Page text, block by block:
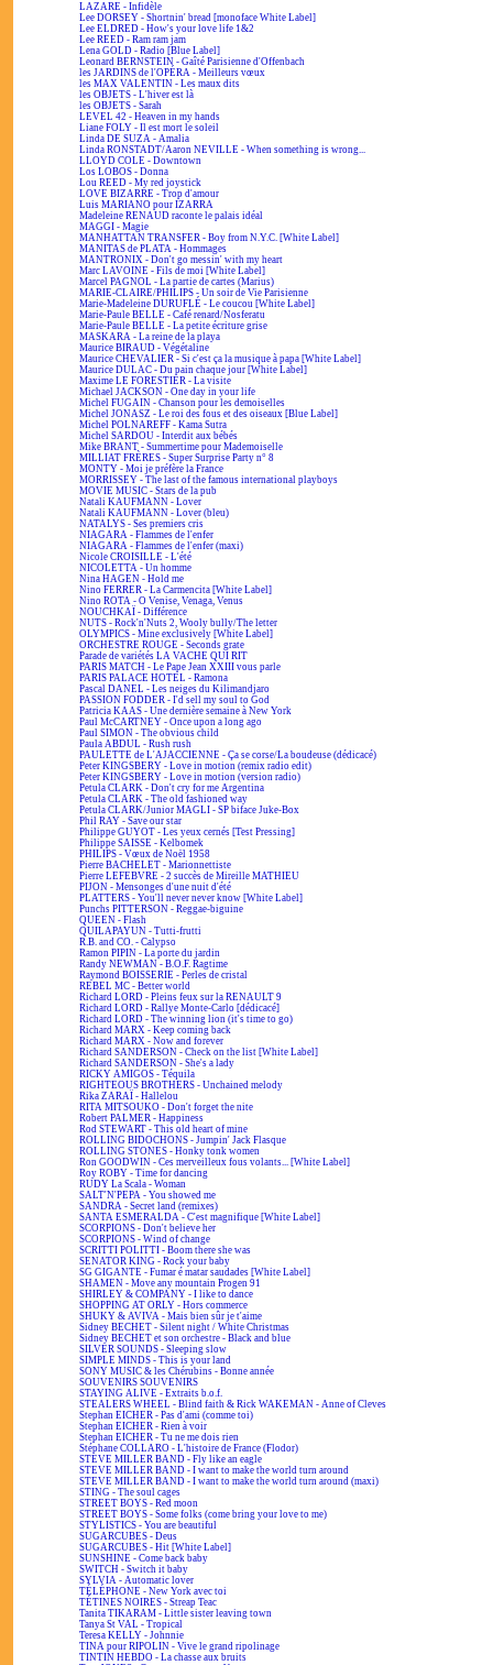
LAZARE - Infidèle
Lee DORSEY - Shortnin' bread [monoface White Label]
Lee ELDRED - How's your love life 1&2
Lee REED - Ram ram jam
Lena GOLD - Radio [Blue Label]
Leonard BERNSTEIN - Gaîté Parisienne d'Offenbach
les JARDINS de l'OPÉRA - Meilleurs vœux
les MAX VALENTIN - Les maux dits
les OBJETS - L'hiver est là
les OBJETS - Sarah
LEVEL 42 - Heaven in my hands
Liane FOLY - Il est mort le soleil
Linda DE SUZA - Amalia
Linda RONSTADT/Aaron NEVILLE - When something is wrong...
LLOYD COLE - Downtown
Los LOBOS - Donna
Lou REED - My red joystick
LOVE BIZARRE - Trop d'amour
Luis MARIANO pour IZARRA
Madeleine RENAUD raconte le palais idéal
MAGGI - Magie
MANHATTAN TRANSFER - Boy from N.Y.C. [White Label]
MANITAS de PLATA - Hommages
MANTRONIX - Don't go messin' with my heart
Marc LAVOINE - Fils de moi [White Label]
Marcel PAGNOL - La partie de cartes (Marius)
MARIE-CLAIRE/PHILIPS - Un soir de Vie Parisienne
Marie-Madeleine DURUFLÉ - Le coucou [White Label]
Marie-Paule BELLE - Café renard/Nosferatu
Marie-Paule BELLE - La petite écriture grise
MASKARA - La reine de la playa
Maurice BIRAUD - Végétaline
Maurice CHEVALIER - Si c'est ça la musique à papa [White Label]
Maurice DULAC - Du pain chaque jour [White Label]
Maxime LE FORESTIER - La visite
Michael JACKSON - One day in your life
Michel FUGAIN - Chanson pour les demoiselles
Michel JONASZ - Le roi des fous et des oiseaux [Blue Label]
Michel POLNAREFF - Kama Sutra
Michel SARDOU - Interdit aux bébés
Mike BRANT - Summertime pour Mademoiselle
MILLIAT FRÈRES - Super Surprise Party n° 8
MONTY - Moi je préfère la France
MORRISSEY - The last of the famous international playboys
MOVIE MUSIC - Stars de la pub
Natali KAUFMANN - Lover
Natali KAUFMANN - Lover (bleu)
NATALYS - Ses premiers cris
NIAGARA - Flammes de l'enfer
NIAGARA - Flammes de l'enfer (maxi)
Nicole CROISILLE - L'été
NICOLETTA - Un homme
Nina HAGEN - Hold me
Nino FERRER - La Carmencita [White Label]
Nino ROTA - O Venise, Venaga, Venus
NOUCHKAÏ - Différence
NUTS - Rock'n'Nuts 2, Wooly bully/The letter
OLYMPICS - Mine exclusively [White Label]
ORCHESTRE ROUGE - Seconds grate
Parade de variétés LA VACHE QUI RIT
PARIS MATCH - Le Pape Jean XXIII vous parle
PARIS PALACE HOTEL - Ramona
Pascal DANEL - Les neiges du Kilimandjaro
PASSION FODDER - I'd sell my soul to God
Patricia KAAS - Une dernière semaine à New York
Paul McCARTNEY - Once upon a long ago
Paul SIMON - The obvious child
Paula ABDUL - Rush rush
PAULETTE de L'AJACCIENNE - Ça se corse/La boudeuse (dédicacé)
Peter KINGSBERY - Love in motion (remix radio edit)
Peter KINGSBERY - Love in motion (version radio)
Petula CLARK - Don't cry for me Argentina
Petula CLARK - The old fashioned way
Petula CLARK/Junior MAGLI - SP biface Juke-Box
Phil RAY - Save our star
Philippe GUYOT - Les yeux cernés [Test Pressing]
Philippe SAISSE - Kelbomek
PHILIPS - Vœux de Noël 1958
Pierre BACHELET - Marionnettiste
Pierre LEFEBVRE - 2 succès de Mireille MATHIEU
PIJON - Mensonges d'une nuit d'été
PLATTERS - You'll never never know [White Label]
Punchs PITTERSON - Reggae-biguine
QUEEN - Flash
QUILAPAYUN - Tutti-frutti
R.B. and CO. - Calypso
Ramon PIPIN - La porte du jardin
Randy NEWMAN - B.O.F. Ragtime
Raymond BOISSERIE - Perles de cristal
REBEL MC - Better world
Richard LORD - Pleins feux sur la RENAULT 9
Richard LORD - Rallye Monte-Carlo [dédicacé]
Richard LORD - The winning lion (it's time to go)
Richard MARX - Keep coming back
Richard MARX - Now and forever
Richard SANDERSON - Check on the list [White Label]
Richard SANDERSON - She's a lady
RICKY AMIGOS - Téquila
RIGHTEOUS BROTHERS - Unchained melody
Rika ZARAÏ - Hallelou
RITA MITSOUKO - Don't forget the nite
Robert PALMER - Happiness
Rod STEWART - This old heart of mine
ROLLING BIDOCHONS - Jumpin' Jack Flasque
ROLLING STONES - Honky tonk women
Ron GOODWIN - Ces merveilleux fous volants... [White Label]
Roy ROBY - Time for dancing
RUDY La Scala - Woman
SALT'N'PEPA - You showed me
SANDRA - Secret land (remixes)
SANTA ESMERALDA - C'est magnifique [White Label]
SCORPIONS - Don't believe her
SCORPIONS - Wind of change
SCRITTI POLITTI - Boom there she was
SENATOR KING - Rock your baby
SG GIGANTE - Fumar é matar saudades [White Label]
SHAMEN - Move any mountain Progen 91
SHIRLEY & COMPANY - I like to dance
SHOPPING AT ORLY - Hors commerce
SHUKY & AVIVA - Mais bien sûr je t'aime
Sidney BECHET - Silent night / White Christmas
Sidney BECHET et son orchestre - Black and blue
SILVER SOUNDS - Sleeping slow
SIMPLE MINDS - This is your land
SONY MUSIC & les Chérubins - Bonne année
SOUVENIRS SOUVENIRS
STAYING ALIVE - Extraits b.o.f.
STEALERS WHEEL - Blind faith & Rick WAKEMAN - Anne of Cleves
Stephan EICHER - Pas d'ami (comme toi)
Stephan EICHER - Rien à voir
Stephan EICHER - Tu ne me dois rien
Stéphane COLLARO - L'histoire de France (Flodor)
STEVE MILLER BAND - Fly like an eagle
STEVE MILLER BAND - I want to make the world turn around
STEVE MILLER BAND - I want to make the world turn around (maxi)
STING - The soul cages
STREET BOYS - Red moon
STREET BOYS - Some folks (come bring your love to me)
STYLISTICS - You are beautiful
SUGARCUBES - Deus
SUGARCUBES - Hit [White Label]
SUNSHINE - Come back baby
SWITCH - Switch it baby
SYLVIA - Automatic lover
TÉLÉPHONE - New York avec toi
TÉTINES NOIRES - Streap Teac
Tanita TIKARAM - Little sister leaving town
Tanya St VAL - Tropical
Teresa KELLY - Johnnie
TINA pour RIPOLIN - Vive le grand ripolinage
TINTIN HEBDO - La chasse aux bruits